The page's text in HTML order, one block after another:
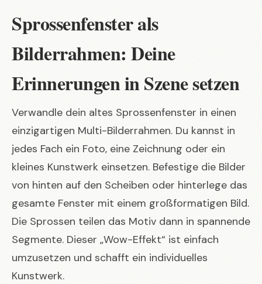
Sprossenfenster als
Bilderrahmen: Deine
Erinnerungen in Szene setzen
Verwandle dein altes Sprossenfenster in einen
einzigartigen Multi-Bilderrahmen. Du kannst in
jedes Fach ein Foto, eine Zeichnung oder ein
kleines Kunstwerk einsetzen. Befestige die Bilder
von hinten auf den Scheiben oder hinterlege das
gesamte Fenster mit einem großformatigen Bild.
Die Sprossen teilen das Motiv dann in spannende
Segmente. Dieser „Wow-Effekt“ ist einfach
umzusetzen und schafft ein individuelles
Kunstwerk.